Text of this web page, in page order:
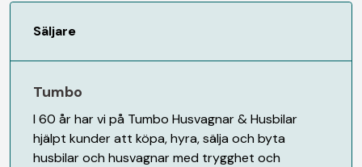
Säljare
Tumbo
I 60 år har vi på Tumbo Husvagnar & Husbilar
hjälpt kunder att köpa, hyra, sälja och byta
husbilar och husvagnar med trygghet och